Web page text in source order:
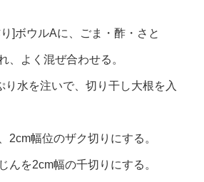
]ボウルAに、ごま・酢・さと
、よく混ぜ合わせる。
水を注いで、切り干し大根を入
幅位のザク切りにする。
を2cm幅の千切りにする。